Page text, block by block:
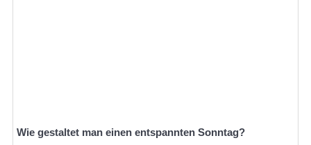
Wie gestaltet man einen entspannten Sonntag?